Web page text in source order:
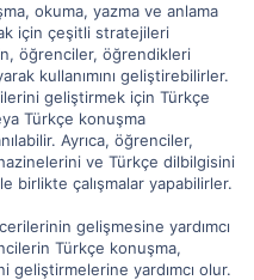
okuma, yazma ve anlama
için çeşitli stratejileri
öğrenciler, öğrendikleri
kullanımını geliştirebilirler.
geliştirmek için Türkçe
Türkçe konuşma
Ayrıca, öğrenciler,
ve Türkçe dilbilgisini
birlikte çalışmalar yapabilirler.
gelişmesine yardımcı
Türkçe konuşma,
geliştirmelerine yardımcı olur.